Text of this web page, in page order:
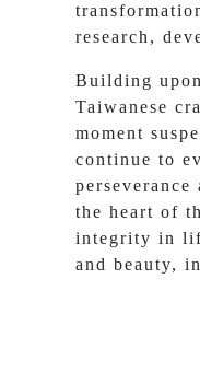
research,
Building
Taiwanese
moment
continue to
the heart of
integrity in
and beauty,